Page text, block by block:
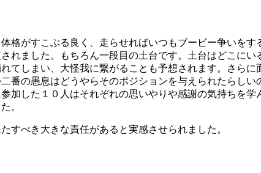
格がすこぶる良く、走らせればいつもブービー争いを
ました。もちろん一段目の土台です。土台はどこにい
しまい、大怪我に繋がることも予想されます。さら
の愚息はどうやらそのポジションを与えられたらしい
した１０人はそれぞれの思いやりや感謝の気持ちを学
。
すべき大きな責任があると実感させられました。